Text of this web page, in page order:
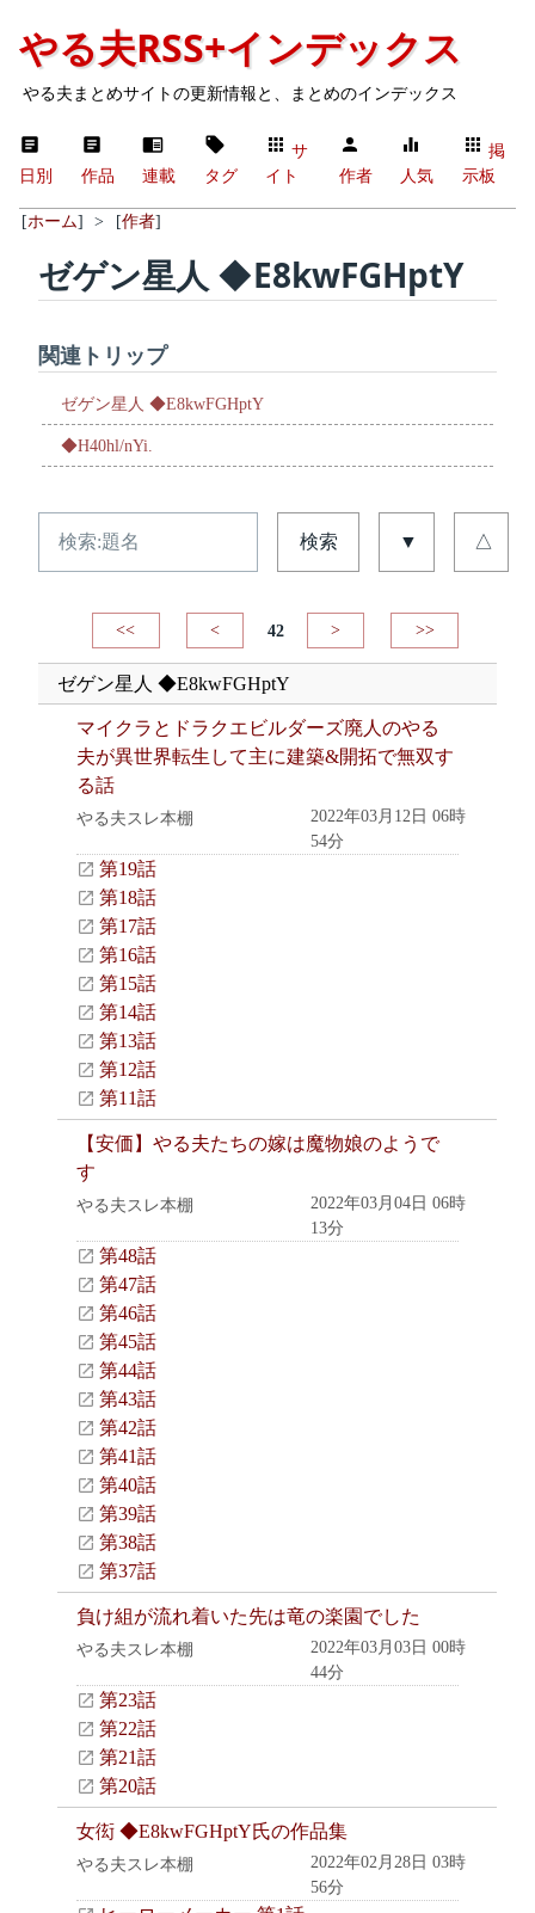
やる夫RSS+インデックス
やる夫まとめサイトの更新情報と、まとめのインデックス
日別 作品 連載 タグ
サ
イト
作者 人気
掲
示板
[ホーム] > [作者]
ゼゲン星人 ◆E8kwFGHptY
関連トリップ
ゼゲン星人 ◆E8kwFGHptY
◆H40hl/nYi.
検索 ▼ △
<< < 42 > >>
ゼゲン星人 ◆E8kwFGHptY
マイクラとドラクエビルダーズ廃人のやる
夫が異世界転生して主に建築&開拓で無双す
る話
やる夫スレ本棚
2022年03月12日 06時
54分
第19話
第18話
第17話
第16話
第15話
第14話
第13話
第12話
第11話
【安価】やる夫たちの嫁は魔物娘のようで
す
やる夫スレ本棚
2022年03月04日 06時
13分
第48話
第47話
第46話
第45話
第44話
第43話
第42話
第41話
第40話
第39話
第38話
第37話
負け組が流れ着いた先は竜の楽園でした
やる夫スレ本棚
2022年03月03日 00時
44分
第23話
第22話
第21話
第20話
女衒 ◆E8kwFGHptY氏の作品集
やる夫スレ本棚
2022年02月28日 03時
56分